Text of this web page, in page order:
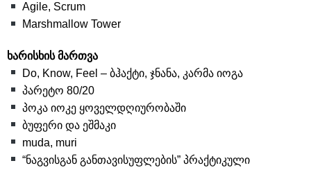
Agile, Scrum
Marshmallow Tower
ხარისხის მართვა
Do, Know, Feel – ბჰაქტი, ჯნანა, კარმა იოგა
პარეტო 80/20
პოკა იოკე ყოველდღიურობაში
ბუფერი და ეშმაკი
muda, muri
“ნაგვისგან განთავისუფლების” პრაქტიკული